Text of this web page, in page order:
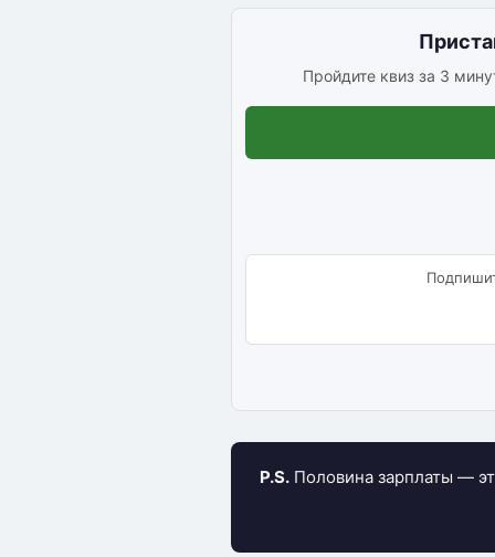
Пройдите квиз за 3
P.S.Половина зарплаты —